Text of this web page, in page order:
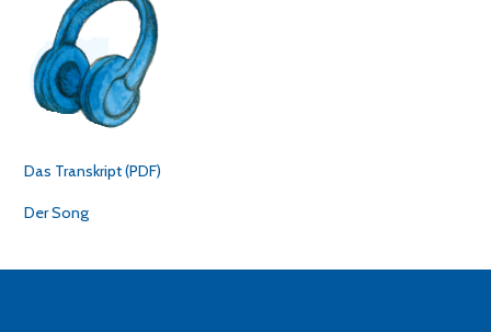
Das Transkript (PDF)
Der Song